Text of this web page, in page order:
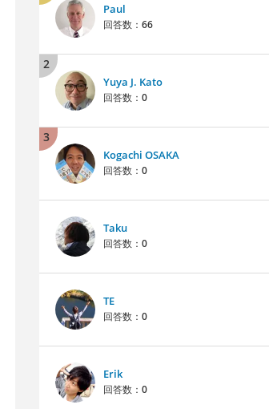
Paul
回答数： 66
2
Yuya J. Kato
回答数： 0
3
Kogachi OSAKA
回答数： 0
Taku
回答数： 0
TE
回答数： 0
Erik
回答数： 0